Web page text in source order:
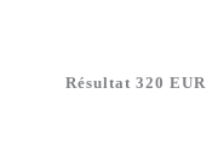
Résultat 320 EUR